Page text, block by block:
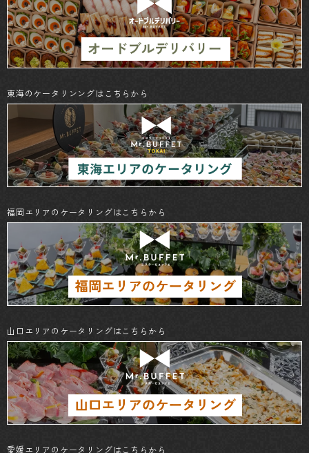
東海のケータリンングはこちらから
福岡エリアのケータリングはこちらから
山口エリアのケータリングはこちらから
愛媛エリアのケータリングはこちらから